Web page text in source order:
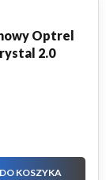
Optrel
2.0
DO KOSZYKA